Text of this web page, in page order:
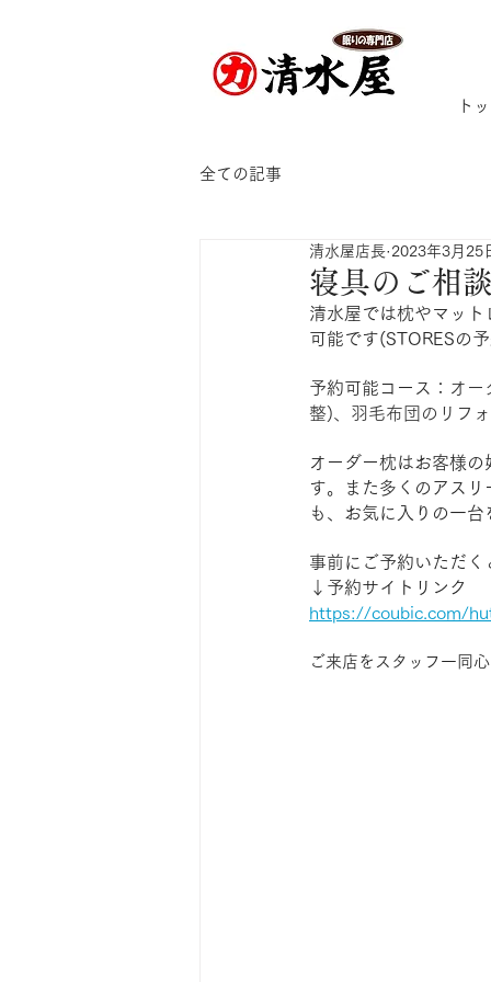
ト
全ての記事
寝具のご相
清水屋店長 2023年3月25
清水屋では枕やマッ
可能です(STORESの
予約可能コース： オー
整)、羽毛布団のリフ
オーダー枕はお客様
す。また多くのアス
も、お気に入りの一
事前にご予約いただ
↓予約サイトリンク
https://coubic.com/
ご来店をスタッフ一同